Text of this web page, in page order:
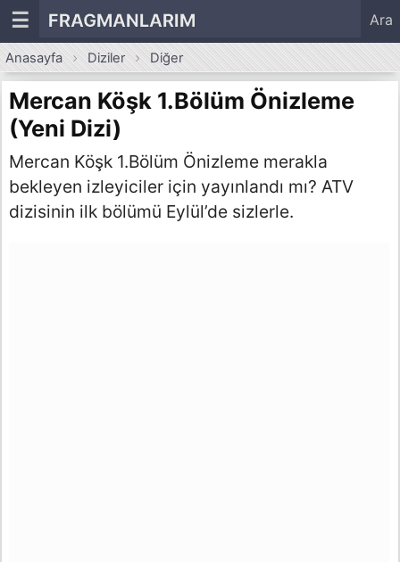
☰ FRAGMANLARIM Ara
Anasayfa Diziler Diğer
Mercan Köşk 1.Bölüm Önizleme
(Yeni Dizi)
Mercan Köşk 1.Bölüm Önizleme merakla
bekleyen izleyiciler için yayınlandı mı? ATV
dizisinin ilk bölümü Eylül’de sizlerle.